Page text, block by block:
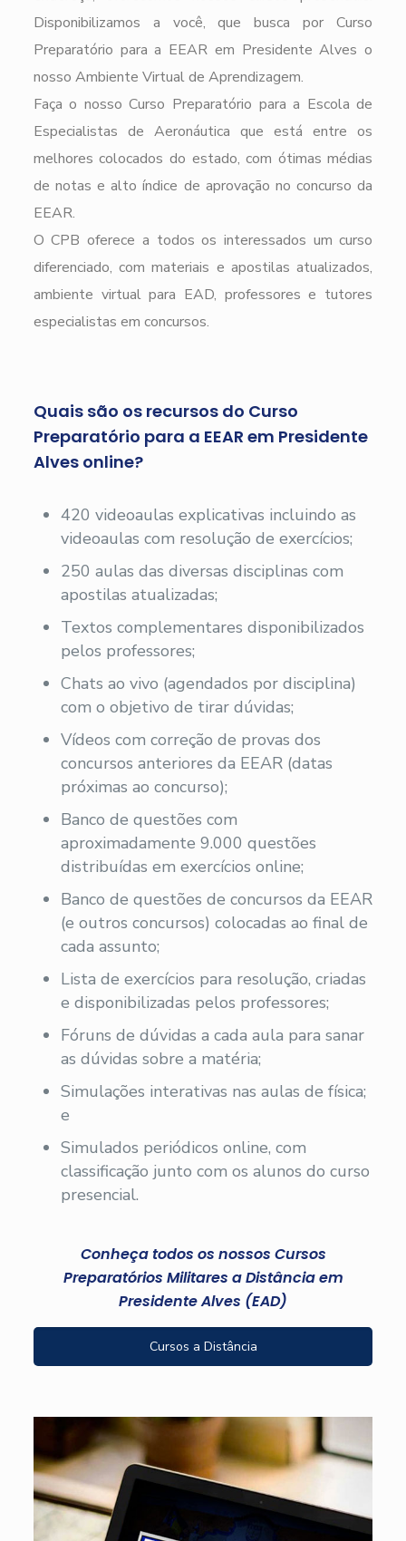
Disponibilizamos a você, que busca por Curso
Preparatório para a EEAR em Presidente Alves o
nosso Ambiente Virtual de Aprendizagem.
Faça o nosso Curso Preparatório para a Escola de
Especialistas de Aeronáutica que está entre os
melhores colocados do estado, com ótimas médias
de notas e alto índice de aprovação no concurso da
EEAR.
O CPB oferece a todos os interessados um curso
diferenciado, com materiais e apostilas atualizados,
ambiente virtual para EAD, professores e tutores
especialistas em concursos.
Quais são os recursos do Curso
Preparatório para a EEAR em Presidente
Alves online?
420 videoaulas explicativas incluindo as
videoaulas com resolução de exercícios;
250 aulas das diversas disciplinas com
apostilas atualizadas;
Textos complementares disponibilizados
pelos professores;
Chats ao vivo (agendados por disciplina)
com o objetivo de tirar dúvidas;
Vídeos com correção de provas dos
concursos anteriores da EEAR (datas
próximas ao concurso);
Banco de questões com
aproximadamente 9.000 questões
distribuídas em exercícios online;
Banco de questões de concursos da EEAR
(e outros concursos) colocadas ao final de
cada assunto;
Lista de exercícios para resolução, criadas
e disponibilizadas pelos professores;
Fóruns de dúvidas a cada aula para sanar
as dúvidas sobre a matéria;
Simulações interativas nas aulas de física;
e
Simulados periódicos online, com
classificação junto com os alunos do curso
presencial.
Conheça todos os nossos Cursos
Preparatórios Militares a Distância em
Presidente Alves (EAD)
Cursos a Distância